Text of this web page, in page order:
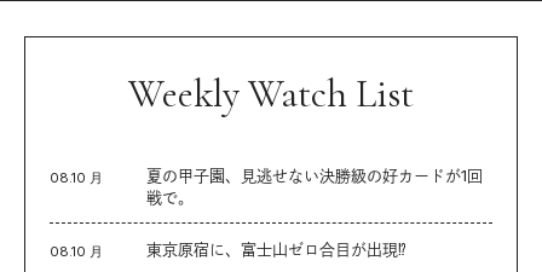
Weekly Watch List
08.10 月
夏の甲子園、見逃せない決勝級の好カードが1回
戦で。
08.10 月 東京原宿に、富士山ゼロ合目が出現⁉︎